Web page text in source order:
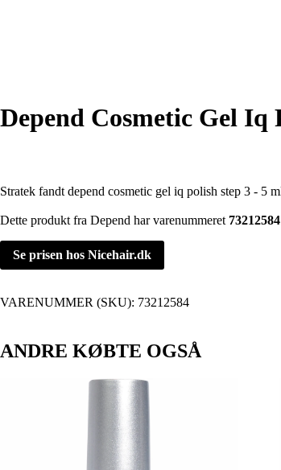
Depend Cosmetic Gel Iq
Stratek fandt depend cosmetic gel iq polish step 3 - 5
Dette produkt fra Depend har varenummeret 73212584
Se prisen hos Nicehair.dk
VARENUMMER (SKU): 73212584
ANDRE KØBTE OGSÅ